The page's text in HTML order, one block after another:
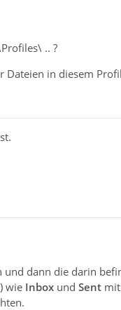
.. ?
Dateien in diesem
dann die darin
wie Inbox und Sent